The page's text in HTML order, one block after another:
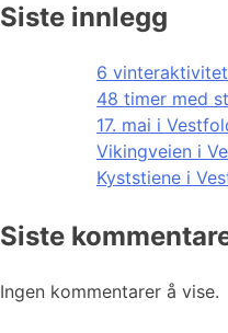
Siste innlegg
6
48 timer med
17. mai i
Vikingveien i
Kyststiene i
Siste
Ingen kommentarer å vise.